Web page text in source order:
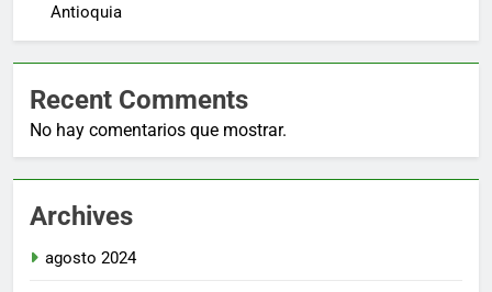
Antioquia
Recent Comments
No hay comentarios que mostrar.
Archives
agosto 2024